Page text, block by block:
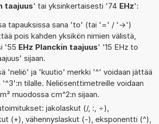
taajuus' tai yksinkertaisesti '74 EHz':
tapauksissa sana 'to' (tai '=' / '->')
pois kahden yksikön nimien välistä,
'55 EHz Planckin taajuus' '15 EHz to
sijaan.
'neliö' ja 'kuutio' merkki '^' voidaan jättää
tilalle. Neliösenttimetreille voidaan
muodossa cm^2:n sijaan.
jakolaskut (/, :, ÷),
(+), vähennyslaskut (-), eksponentti (^),